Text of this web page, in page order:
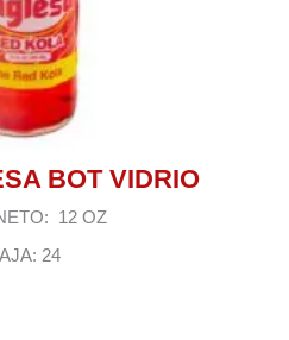
BOT VIDRIO
12 OZ
24